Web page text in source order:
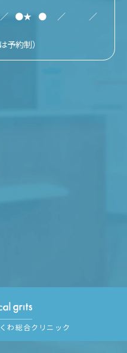
／ ●★ ● ／ ／
予約制）
くわ総合クリニック